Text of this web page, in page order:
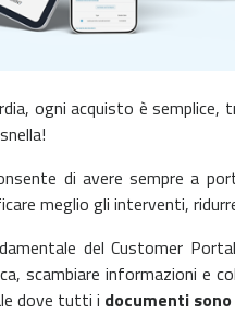
ogni acquisto è
di avere sempre a
meglio gli interventi,
del Customer
scambiare informazioni e
dove tutti i documenti